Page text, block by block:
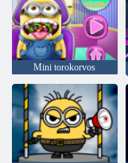
Mini torokorvos